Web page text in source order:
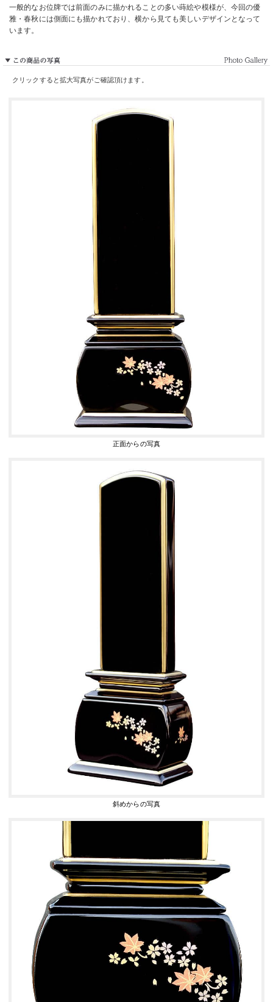
一般的なお位牌では前面のみに描かれることの多い蒔絵や模様が、今回の優
雅・春秋には側面にも描かれており、横から見ても美しいデザインとなって
います。
クリックすると拡大写真がご確認頂けます。
正面からの写真
斜めからの写真